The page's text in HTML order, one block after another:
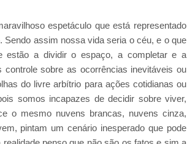
espetáculo que está representado
assim nossa vida seria o céu, e o que
estão a dividir o espaço, a completar e a
sobre as ocorrências inevitáveis ou
do livre arbítrio para ações cotidianas ou
somos incapazes de decidir sobre viver,
o mesmo nuvens brancas, nuvens cinza,
pintam um cenário inesperado que pode